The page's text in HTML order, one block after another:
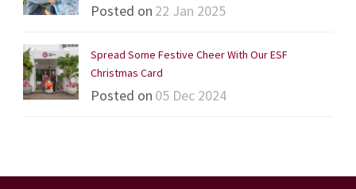
Posted on 22 Jan 2025
Spread Some Festive Cheer With Our ESF
Christmas Card
Posted on 05 Dec 2024